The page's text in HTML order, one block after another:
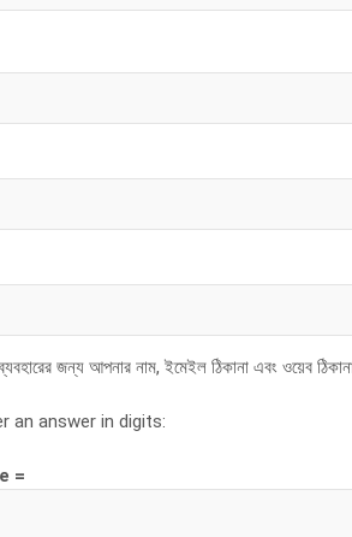
ব্যবহারের জন্য আপনার নাম, ইমেইল ঠিকানা এবং ওয়েব
an answer in digits:
=